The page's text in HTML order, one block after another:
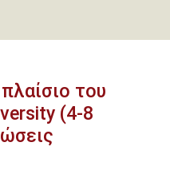
του
(4-8